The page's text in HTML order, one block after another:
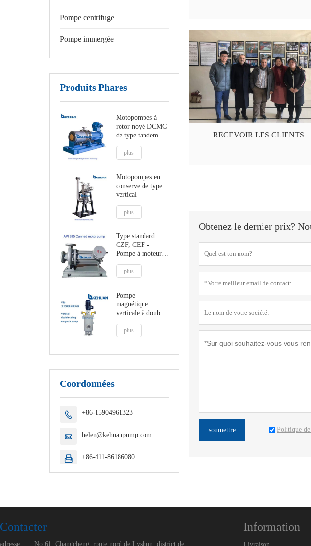
Pompe centrifuge
Pompe immergée
Produits Phares
Motopompes à
rotor noyé DCMC
de type tandem à
plusieurs étages
plus
Motopompes en
conserve de type
vertical
plus
Type standard
CZF, CEF -
Pompe à moteur
en conserve à pied
ou à axe central
plus
Pompe
magnétique
verticale à double
plus
Coordonnées
 +86-15904961323
 helen@kehuanpump.com
 +86-411-86186080
RECEVOIR LES CLIENTS
Obtenez le dernier prix?
soumettre Politique
Contacter
adresse : No.61, Changcheng, route nord de Lvshun, district de
Information
Livraison